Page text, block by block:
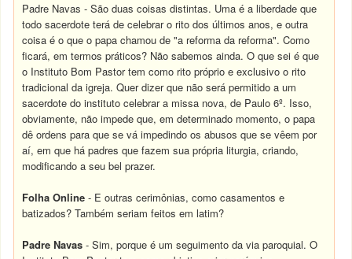
Padre Navas - São duas coisas distintas. Uma é a liberdade que
todo sacerdote terá de celebrar o rito dos últimos anos, e outra
coisa é o que o papa chamou de "a reforma da reforma". Como
ficará, em termos práticos? Não sabemos ainda. O que sei é que
o Instituto Bom Pastor tem como rito próprio e exclusivo o rito
tradicional da igreja. Quer dizer que não será permitido a um
sacerdote do instituto celebrar a missa nova, de Paulo 6º. Isso,
obviamente, não impede que, em determinado momento, o papa
dê ordens para que se vá impedindo os abusos que se vêem por
aí, em que há padres que fazem sua própria liturgia, criando,
modificando a seu bel prazer.
Folha Online - E outras cerimônias, como casamentos e
batizados? Também seriam feitos em latim?
Padre Navas - Sim, porque é um seguimento da via paroquial. O